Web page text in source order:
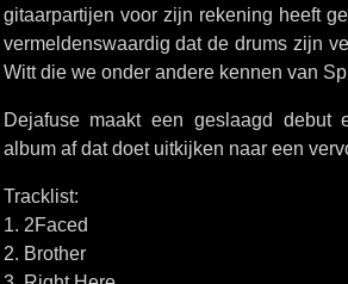
gitaarpartijen voor zijn rekening heeft
vermeldenswaardig dat de drums zijn
Witt die we onder andere kennen van
Dejafuse maakt een geslaagd debut
album af dat doet uitkijken naar een
Tracklist:
1. 2Faced
2. Brother